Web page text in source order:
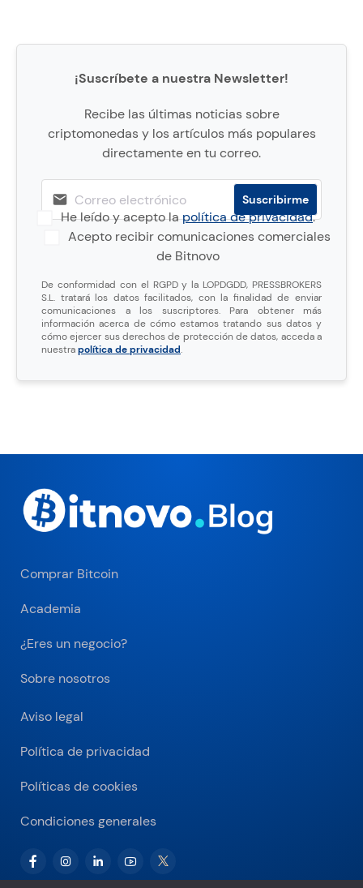
¡Suscríbete a nuestra Newsletter!
Recibe las últimas noticias sobre
criptomonedas y los artículos más populares
directamente en tu correo.
He leído y acepto lapolítica de privacidad.
Acepto recibir comunicaciones comerciales
de Bitnovo
De conformidad con el RGPD y la LOPDGDD, PRESSBROKERS
S.L. tratará los datos facilitados, con la finalidad de enviar
comunicaciones a los suscriptores. Para obtener más
información acerca de cómo estamos tratando sus datos y
cómo ejercer sus derechos de protección de datos, acceda a
nuestrapolítica de privacidad.
Comprar Bitcoin
Academia
¿Eres un negocio?
Sobre nosotros
Aviso legal
Política de privacidad
Políticas de cookies
Condiciones generales